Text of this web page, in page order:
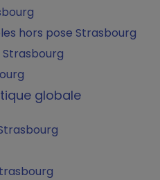
hors pose Strasbourg
Strasbourg
globale